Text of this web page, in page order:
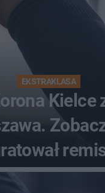
EKSTRAKLASA
Kielce